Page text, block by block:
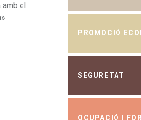
amb el
PROMOCIÓ
SEGURETAT
OCUPACIÓ I